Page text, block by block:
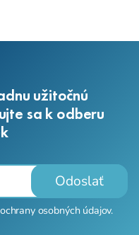
užitočnú
sa k odberu
Odoslať
osobných údajov.